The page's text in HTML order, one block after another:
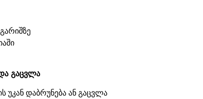
გაცვლა
უკან დაბრუნება ან გაცვლა